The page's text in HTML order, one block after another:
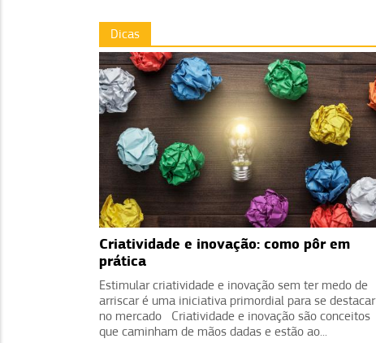
Dicas
Criatividade e inovação: como pôr em
prática
Estimular criatividade e inovação sem ter medo de
arriscar é uma iniciativa primordial para se destacar
no mercado Criatividade e inovação são conceitos
que caminham de mãos dadas e estão ao...